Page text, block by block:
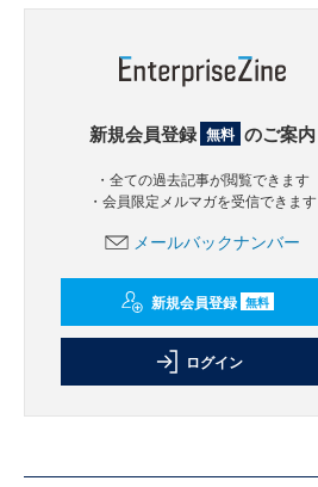
新規会員登録 無料 のご案内
・全ての過去記事が閲覧できます
・会員限定メルマガを受信できます
メールバックナンバー
新規会員登録 無料
ログイン